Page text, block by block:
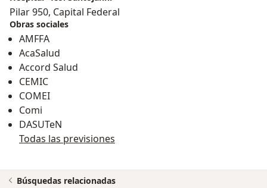
Pilar 950, Capital Federal
Obras sociales
AMFFA
AcaSalud
Accord Salud
CEMIC
COMEI
Comi
DASUTeN
Todas las previsiones
Búsquedas relacionadas